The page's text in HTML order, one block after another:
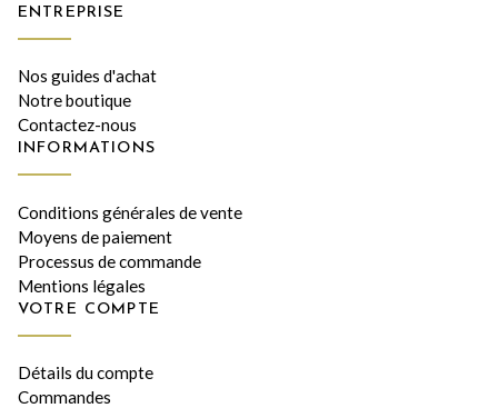
ENTREPRISE
Nos guides d'achat
Notre boutique
Contactez-nous
INFORMATIONS
Conditions générales de vente
Moyens de paiement
Processus de commande
Mentions légales
VOTRE COMPTE
Détails du compte
Commandes